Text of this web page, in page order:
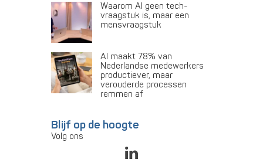
Waarom AI geen tech-
vraagstuk is, maar een
mensvraagstuk
AI maakt 78% van
Nederlandse medewerkers
productiever, maar
verouderde processen
remmen af
Blijf op de hoogte
Volg ons